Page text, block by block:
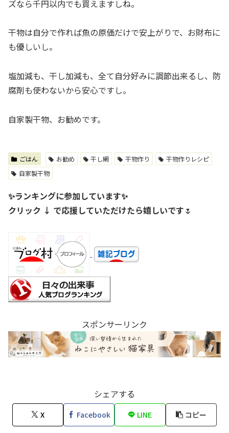
ズなら千円以内でも買えますしね。
干物は自分で作れば魚の原価だけで安上がりで、お財布に
も優しいし。
塩加減も、干し加減も、全て自分好みに調節出来るし、防
腐剤も使わないから安心ですし。
自家製干物、お勧めです。
ごはん お勧め 干し網 干物作り
干物作りレシピ
自家製干物
✨ランキングに参加しています✨
クリック ↓ で応援していただけたら嬉しいです🌷
スポンサーリンク
シェアする
X Facebook LINE コピー